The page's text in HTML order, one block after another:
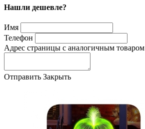
Нашли дешевле?
Имя
Телефон
Адрес страницы с аналогичным товаром
Отправить Закрыть